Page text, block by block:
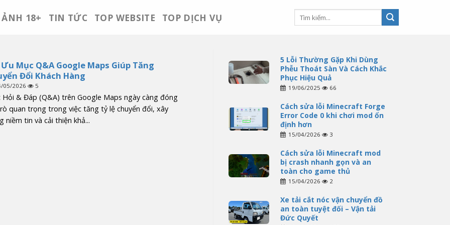
ẢNH 18+ TIN TỨC TOP WEBSITE TOP DỊCH VỤ
Mục Q&A Google Maps Giúp Tăng
Đổi Khách Hàng
05/2026 5
Hỏi & Đáp (Q&A) trên Google Maps ngày càng đóng
quan trọng trong việc tăng tỷ lệ chuyển đổi, xây
niềm tin và cải thiện khả...
5 Lỗi Thường Gặp Khi Dùng
Phễu Thoát Sàn Và Cách Khắc
Phục Hiệu Quả
19/06/2025 66
Cách sửa lỗi Minecraft Forge
Error Code 0 khi chơi mod ổn
định hơn
15/04/2026 3
Cách sửa lỗi Minecraft mod
bị crash nhanh gọn và an
toàn cho game thủ
15/04/2026 2
Xe tải cắt nóc vận chuyển đồ
an toàn tuyệt đối – Vận tải
Đức Quyết